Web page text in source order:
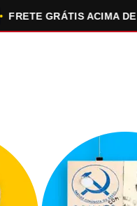
GRÁTIS ACIMA DE R$400